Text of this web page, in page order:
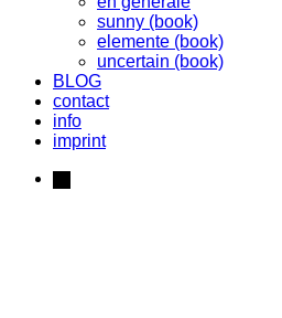
sunny (book)
elemente (book)
uncertain (book)
BLOG
contact
info
imprint
instagram